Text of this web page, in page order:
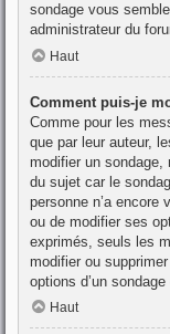
sondage vous
administrateur du
Haut
Comment puis-je
Comme pour les
que par leur auteur,
modifier un
du sujet car le
personne n’a encore
ou de modifier ses
exprimés, seuls les
modifier ou
options d’un sondage
Haut